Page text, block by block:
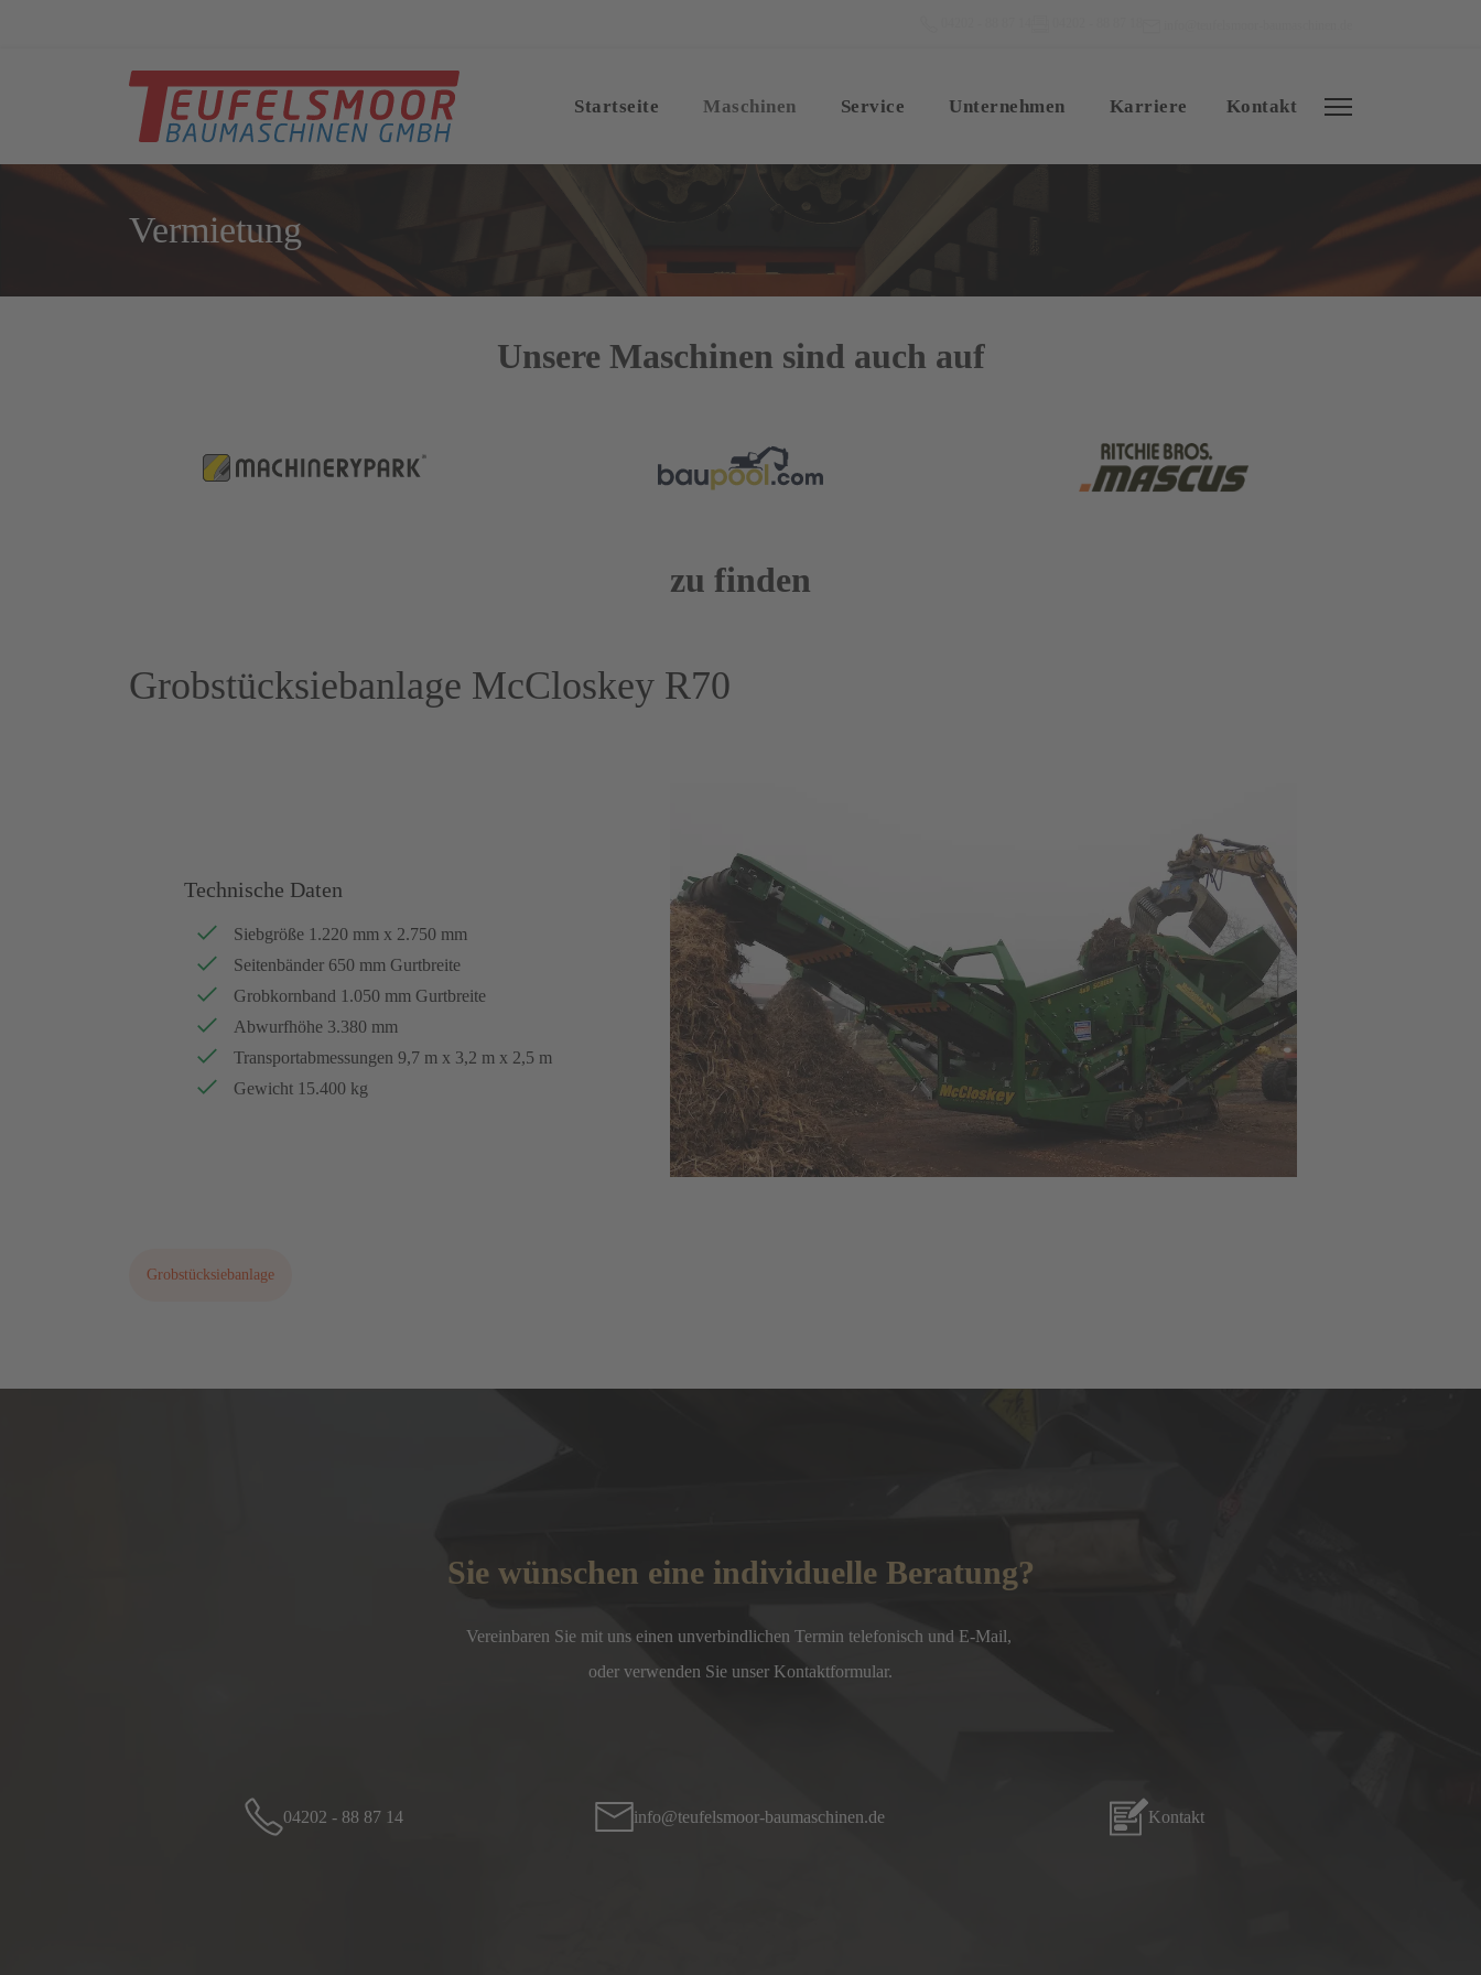
Startseite Maschinen Service Unternehmen Karriere Kontakt
Vermietung
Unsere Maschinen sind auch auf
zu finden
Grobstücksiebanlage McCloskey R70
Technische Daten
Siebgröße 1.220 mm x 2.750 mm
Seitenbänder 650 mm Gurtbreite
Grobkornband 1.050 mm Gurtbreite
Abwurfhöhe 3.380 mm
Transportabmessungen 9,7 m x 3,2 m x 2,5 m
Gewicht 15.400 kg
Grobstücksiebanlage
Sie wünschen eine individuelle Beratung?
Vereinbaren Sie mit uns einen unverbindlichen Termin telefonisch und E-Mail,
oder verwenden Sie unser Kontaktformular.
04202 - 88 87 14 info@teufelsmoor-baumaschinen.de Kontakt